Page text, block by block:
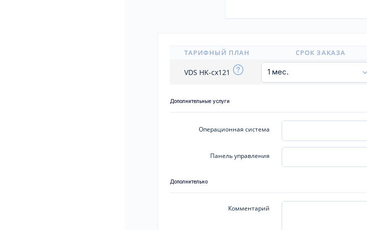
ТАРИФНЫЙ ПЛАН СРОК ЗАКАЗА
VDS HK-cx121
Дополнительные услуги
Операционная система
Панель управления
Дополнительно
Комментарий